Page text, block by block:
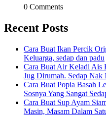
0 Comments
Recent Posts
Cara Buat Ikan Percik
Keluarga, sedap dan padu
Cara Buat Air Keladi Ais
Jug Dirumah. Sedap Nak
Cara Buat Popia Basah
Sosnya Yang Sangat
Cara Buat Sup Ayam
Masin, Masam Dalam